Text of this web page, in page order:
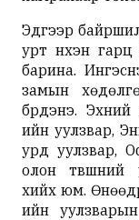
Эдгээр
урт нүхэн
барина.
замын
бүрдэнэ.
ийн уулзвар,
урд уулзвар,
олон түвшний
хийх юм.
ийн